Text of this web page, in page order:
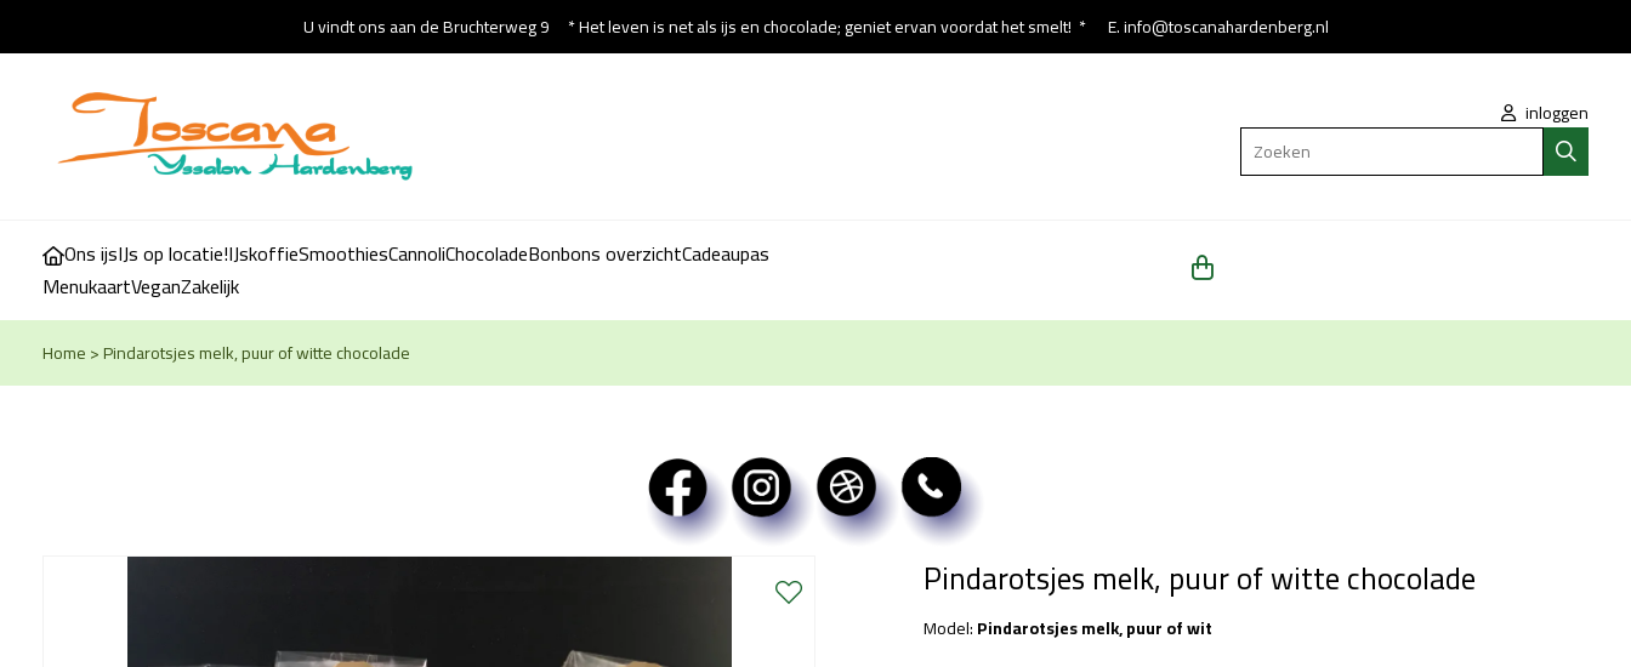
U vindt ons aan de Bruchterweg 9 * Het leven is net als ijs en chocolade; geniet ervan voordat het smelt! * E.info@toscanahardenberg.nl
inloggen
Zoeken
Ons ijsIJs op locatie!IJskoffieSmoothiesCannoliChocoladeBonbons overzichtCadeaupas
MenukaartVeganZakelijk
Home>Pindarotsjes melk, puur of witte chocolade
Pindarotsjes melk, puur of witte chocolade
Model:Pindarotsjes melk, puur of wit